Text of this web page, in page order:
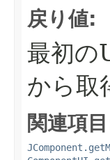
戻り値:
最初の
から取
関連項